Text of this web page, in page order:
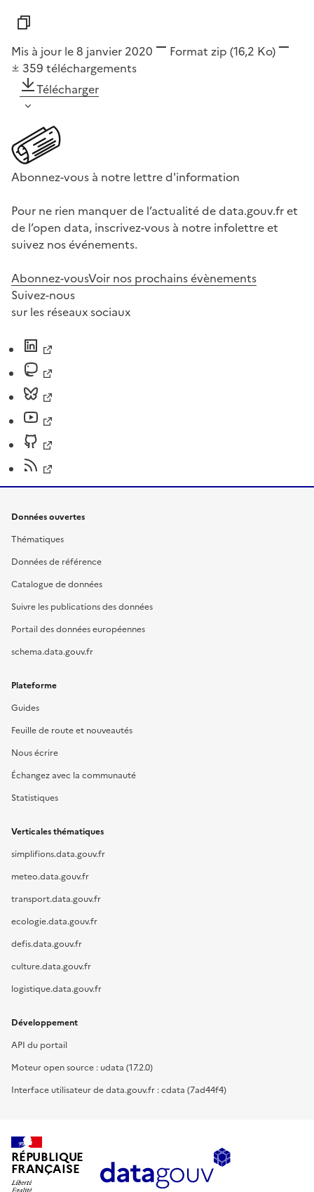
Mis à jour le 8 janvier 2020 Format zip (16,2 Ko)
359 téléchargements
Télécharger
Abonnez-vous à notre lettre d'information
Pour ne rien manquer de l’actualité de data.gouv.fr et
de l’open data, inscrivez-vous à notre infolettre et
suivez nos événements.
Abonnez-vousVoir nos prochains évènements
Suivez-nous
sur les réseaux sociaux
Données ouvertes
Thématiques
Données de référence
Catalogue de données
Suivre les publications des données
Portail des données européennes
schema.data.gouv.fr
Plateforme
Guides
Feuille de route et nouveautés
Nous écrire
Échangez avec la communauté
Statistiques
Verticales thématiques
simplifions.data.gouv.fr
meteo.data.gouv.fr
transport.data.gouv.fr
ecologie.data.gouv.fr
defis.data.gouv.fr
culture.data.gouv.fr
logistique.data.gouv.fr
Développement
API du portail
Moteur open source : udata (17.2.0)
Interface utilisateur de data.gouv.fr : cdata (7ad44f4)
RÉPUBLIQUE
FRANÇAISE